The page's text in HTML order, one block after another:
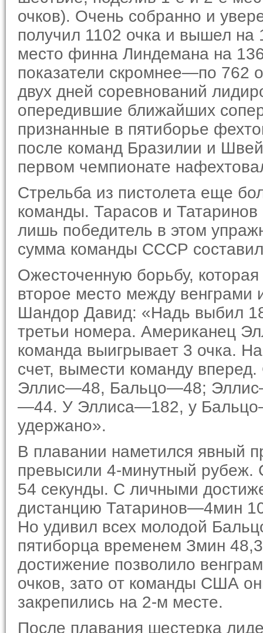
очков). Очень собранно и
получил 1102 очка и вышел на
место финна Линдемана на
показатели скромнее—по 762
двух дней соревнований
опередившие ближайших
признанные в пятиборье
после команд Бразилии и
первом чемпионате
Стрельба из пистолета еще
команды. Тарасов и
лишь победитель в этом
сумма команды СССР
Ожесточенную борьбу,
второе место между
Шандор Давид: «Надь выбил
третьи номера. Америка­нец
команда выигрывает 3 очка.
счет, вы­мести команду
Эллис—48, Бальцо—48;
—44. У Эллиса—182, у
удержано».
В плавании наметился явный
превысили 4-минутный
54 секунды. С личными
дистанцию Татаринов—4мин
Но удивил всех молодой
пятиборца временем Змин
достижение позволило
очков, зато от команды США
закрепились на 2-м месте.
После плавания шестерка